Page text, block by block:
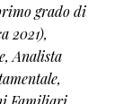
grado di
2021),
Analista